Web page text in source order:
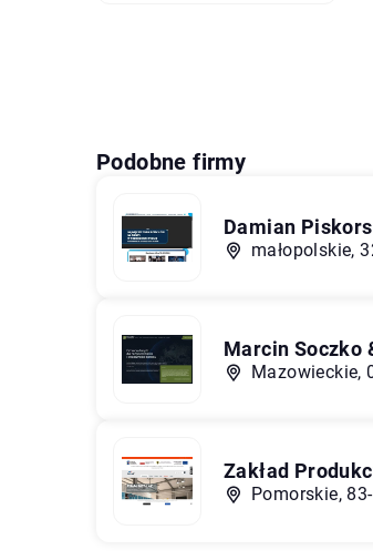
Podobne firmy
Damian
małopolskie,
Marcin Soczko
Mazowieckie,
Zakład
Pomorskie,